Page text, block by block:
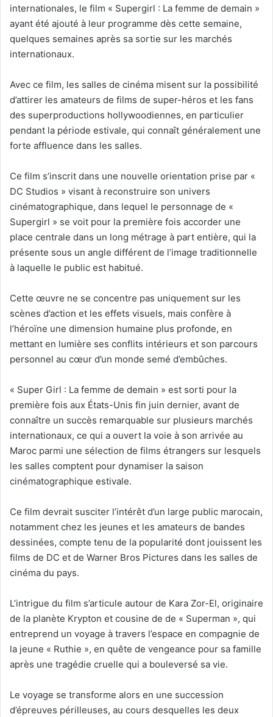
internationales, le film « Supergirl : La femme de demain »
ayant été ajouté à leur programme dès cette semaine,
quelques semaines après sa sortie sur les marchés
internationaux.
Avec ce film, les salles de cinéma misent sur la possibilité
d’attirer les amateurs de films de super-héros et les fans
des superproductions hollywoodiennes, en particulier
pendant la période estivale, qui connaît généralement une
forte affluence dans les salles.
Ce film s’inscrit dans une nouvelle orientation prise par «
DC Studios » visant à reconstruire son univers
cinématographique, dans lequel le personnage de «
Supergirl » se voit pour la première fois accorder une
place centrale dans un long métrage à part entière, qui la
présente sous un angle différent de l’image traditionnelle
à laquelle le public est habitué.
Cette œuvre ne se concentre pas uniquement sur les
scènes d’action et les effets visuels, mais confère à
l’héroïne une dimension humaine plus profonde, en
mettant en lumière ses conflits intérieurs et son parcours
personnel au cœur d’un monde semé d’embûches.
« Super Girl : La femme de demain » est sorti pour la
première fois aux États-Unis fin juin dernier, avant de
connaître un succès remarquable sur plusieurs marchés
internationaux, ce qui a ouvert la voie à son arrivée au
Maroc parmi une sélection de films étrangers sur lesquels
les salles comptent pour dynamiser la saison
cinématographique estivale.
Ce film devrait susciter l’intérêt d’un large public marocain,
notamment chez les jeunes et les amateurs de bandes
dessinées, compte tenu de la popularité dont jouissent les
films de DC et de Warner Bros Pictures dans les salles de
cinéma du pays.
L’intrigue du film s’articule autour de Kara Zor-El, originaire
de la planète Krypton et cousine de de « Superman », qui
entreprend un voyage à travers l’espace en compagnie de
la jeune « Ruthie », en quête de vengeance pour sa famille
après une tragédie cruelle qui a bouleversé sa vie.
Le voyage se transforme alors en une succession
d’épreuves périlleuses, au cours desquelles les deux